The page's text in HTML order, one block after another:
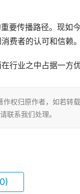
要传播路径。现如
费者的认可和信赖。
行业之中占据一方
权归原作者，如若转载
系我们处理。